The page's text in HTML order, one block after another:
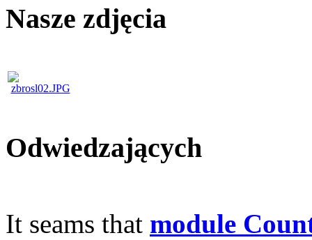
Nasze zdjęcia
Odwiedzających
It seams that module